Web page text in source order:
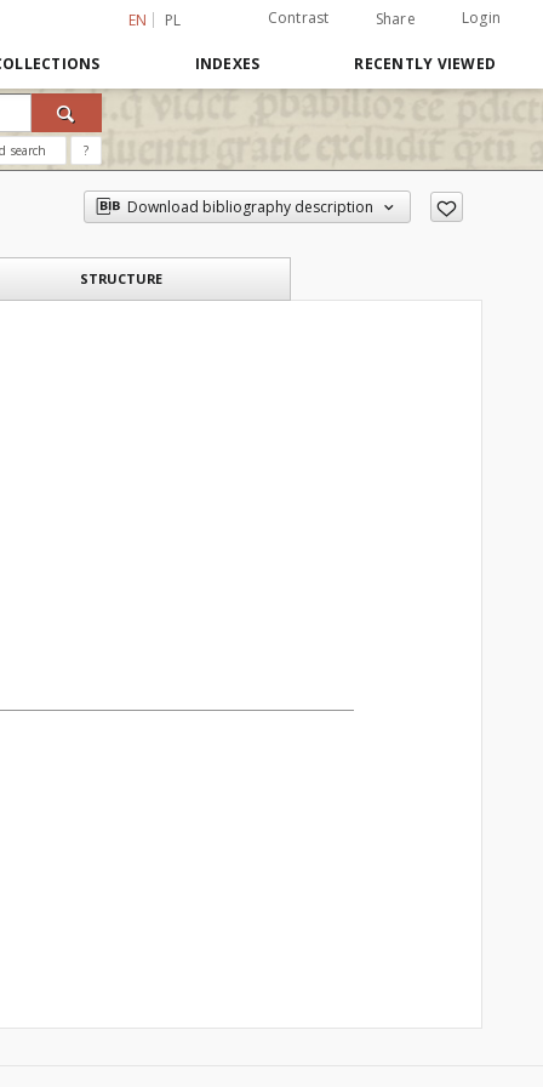
EN PL Contrast Share Login
INDEXES RECENTLY VIEWED
search ?
Download bibliography description
STRUCTURE